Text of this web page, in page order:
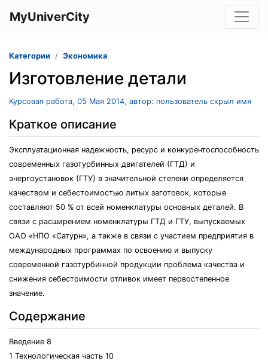
MyUniverCity
Категории Экономика
Изготовление детали
Курсовая работа, 05 Мая 2014, автор: пользователь скрыл имя
Краткое описание
Эксплуатационная надежность, ресурс и конкурентоспособность
современных газотурбинных двигателей (ГТД) и
энергоустановок (ГТУ) в значительной степени определяется
качеством и себестоимостью литых заготовок, которые
составляют 50 % от всей номенклатуры основных деталей. В
связи с расширением номенклатуры ГТД и ГТУ, выпускаемых
ОАО «НПО «Сатурн», а также в связи с участием предприятия в
международных программах по освоению и выпуску
современной газотурбинной продукции проблема качества и
снижения себестоимости отливок имеет первостепенное
значение.
Содержание
Введение 8
1 Технологическая часть 10